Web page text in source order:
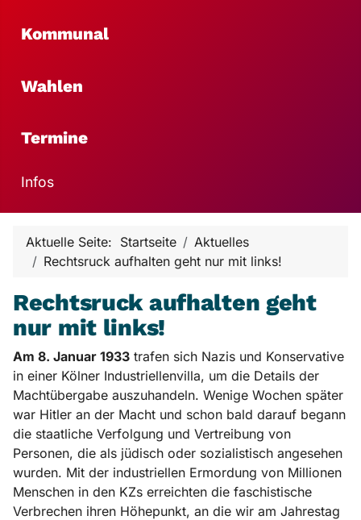
Kommunal
Wahlen
Termine
Infos
Aktuelle Seite: Startseite
Aktuelles
Rechtsruck aufhalten geht nur mit links!
Rechtsruck aufhalten geht
nur mit links!
Am 8. Januar 1933 trafen sich Nazis und Konservative
in einer Kölner Industriellenvilla, um die Details der
Machtübergabe auszuhandeln. Wenige Wochen später
war Hitler an der Macht und schon bald darauf begann
die staatliche Verfolgung und Vertreibung von
Personen, die als jüdisch oder sozialistisch angesehen
wurden. Mit der industriellen Ermordung von Millionen
Menschen in den KZs erreichten die faschistische
Verbrechen ihren Höhepunkt, an die wir am Jahrestag